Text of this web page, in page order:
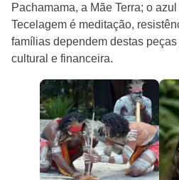
Pachamama, a Mãe Terra; o
Tecelagem é meditação,
famílias dependem destas
cultural e financeira.